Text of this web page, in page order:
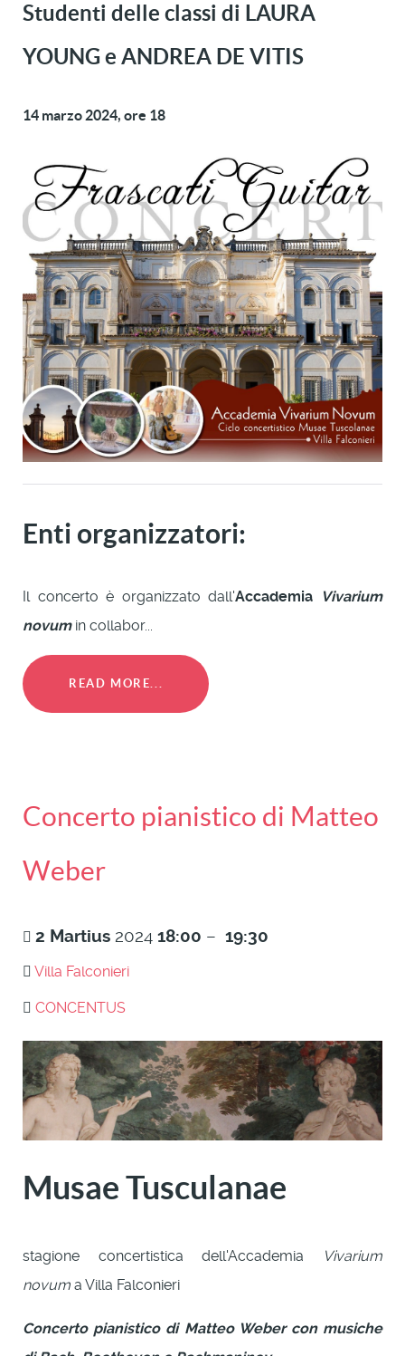
Studenti delle classi di LAURA
YOUNG e ANDREA DE VITIS
14 marzo 2024, ore 18
Enti organizzatori:
Il concerto è organizzato dall'Accademia
Vivarium
novumin collabor...
READ MORE...
Concerto pianistico di Matteo
Weber
2 Martius 2024 18:00 – 19:30
Villa Falconieri
CONCENTUS
Musae Tusculanae
stagione concertistica dell'Accademia
Vivarium
novum a Villa Falconieri
Concerto pianistico di Matteo Weber con musiche